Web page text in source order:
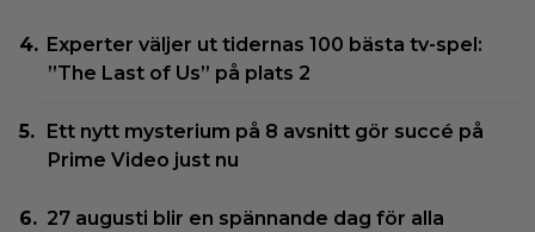
Experter väljer ut tidernas 100 bästa tv-spel:
”The Last of Us” på plats 2
Ett nytt mysterium på 8 avsnitt gör succé på
Prime Video just nu
27 augusti blir en spännande dag för alla